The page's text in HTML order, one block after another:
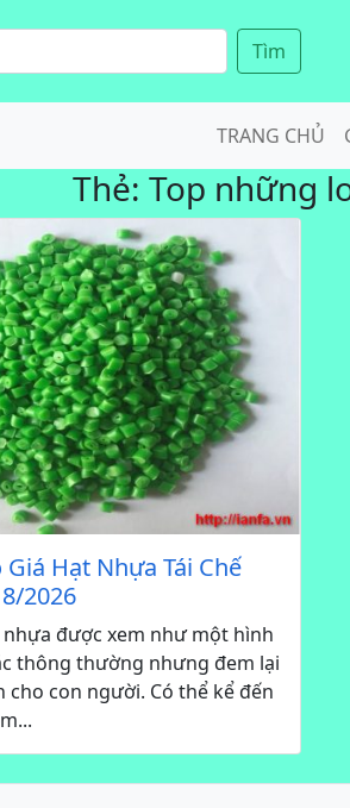
Tìm
TRANG CHỦ
Thẻ: Top những
Giá Hạt Nhựa Tái Chế
2026
nhựa được xem như một hình
thông thường nhưng đem lại
cho con người. Có thể kể đến